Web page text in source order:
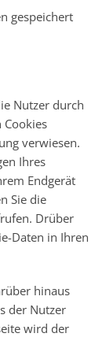
gespeichert
Nutzer durch
verwiesen.
Ihres
Endgerät
Sie die
Drüber
Daten in Ihren
hinaus
der Nutzer
wird der